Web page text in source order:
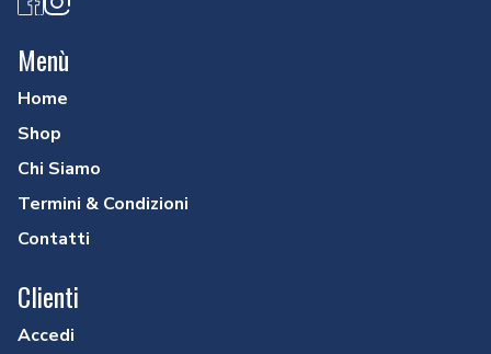
Facebook
Instagram
Menù
Home
Shop
Chi Siamo
Termini & Condizioni
Contatti
Clienti
Accedi